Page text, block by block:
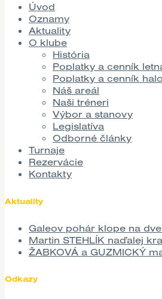
Úvod
Oznamy
Aktuality
O klube
História
Poplatky a cenník
Poplatky a cenník
Náš areál
Naši tréneri
Výbor a stanovy
Legislatíva
Odborné články
Turnaje
Rezervácie
Kontakty
Aktuality
Galeov pohár klope na
Martin STEHLÍK naďalej
ŽABKOVÁ a GUZMICKÝ
Odkazy